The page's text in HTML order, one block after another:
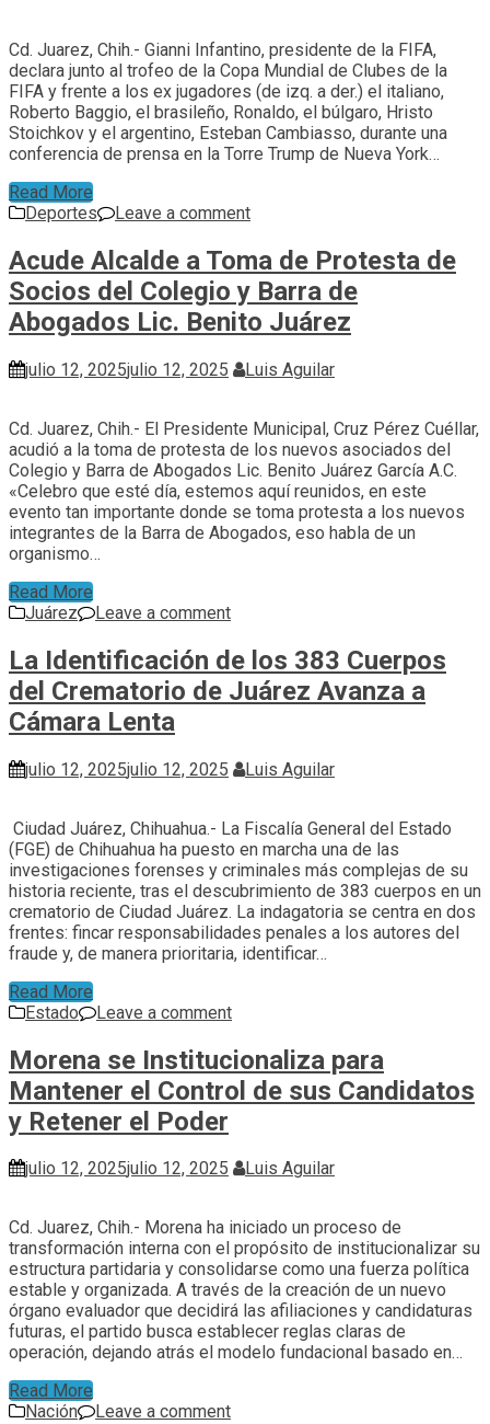
Cd. Juarez, Chih.- Gianni Infantino, presidente de la FIFA,
declara junto al trofeo de la Copa Mundial de Clubes de la
FIFA y frente a los ex jugadores (de izq. a der.) el italiano,
Roberto Baggio, el brasileño, Ronaldo, el búlgaro, Hristo
Stoichkov y el argentino, Esteban Cambiasso, durante una
conferencia de prensa en la Torre Trump de Nueva York…
Read More
Deportes
Leave a comment
Acude Alcalde a Toma de Protesta de
Socios del Colegio y Barra de
Abogados Lic. Benito Juárez
julio 12, 2025julio 12, 2025 Luis Aguilar
Cd. Juarez, Chih.- El Presidente Municipal, Cruz Pérez Cuéllar,
acudió a la toma de protesta de los nuevos asociados del
Colegio y Barra de Abogados Lic. Benito Juárez García A.C.
«Celebro que esté día, estemos aquí reunidos, en este
evento tan importante donde se toma protesta a los nuevos
integrantes de la Barra de Abogados, eso habla de un
organismo…
Read More
Juárez
Leave a comment
La Identificación de los 383 Cuerpos
del Crematorio de Juárez Avanza a
Cámara Lenta
julio 12, 2025julio 12, 2025 Luis Aguilar
Ciudad Juárez, Chihuahua.- La Fiscalía General del Estado
(FGE) de Chihuahua ha puesto en marcha una de las
investigaciones forenses y criminales más complejas de su
historia reciente, tras el descubrimiento de 383 cuerpos en un
crematorio de Ciudad Juárez. La indagatoria se centra en dos
frentes: fincar responsabilidades penales a los autores del
fraude y, de manera prioritaria, identificar…
Read More
Estado
Leave a comment
Morena se Institucionaliza para
Mantener el Control de sus Candidatos
y Retener el Poder
julio 12, 2025julio 12, 2025 Luis Aguilar
Cd. Juarez, Chih.- Morena ha iniciado un proceso de
transformación interna con el propósito de institucionalizar su
estructura partidaria y consolidarse como una fuerza política
estable y organizada. A través de la creación de un nuevo
órgano evaluador que decidirá las afiliaciones y candidaturas
futuras, el partido busca establecer reglas claras de
operación, dejando atrás el modelo fundacional basado en…
Read More
Nación
Leave a comment